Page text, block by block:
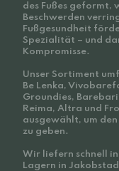
des Fußes geformt,
Beschwerden
Fußgesundheit
Spezialität – und
Kompromisse.
Unser Sortiment
Be Lenka,
Groundies,
Reima, Altra und
ausgewählt, um
zu geben.
Wir liefern schnell in
Lagern in